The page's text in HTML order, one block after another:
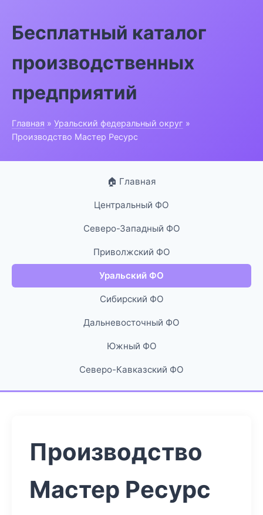
Бесплатный каталог
производственных
предприятий
Главная » Уральский федеральный округ »
Производство Мастер Ресурс
🏠 Главная
Центральный ФО
Северо-Западный ФО
Приволжский ФО
Уральский ФО
Сибирский ФО
Дальневосточный ФО
Южный ФО
Северо-Кавказский ФО
Производство
Мастер Ресурс